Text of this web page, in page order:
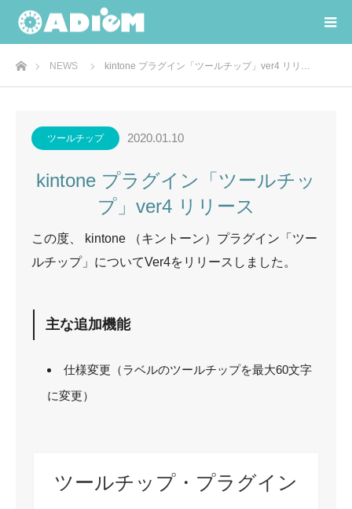
ホームNEWS kintone プラグイン「ツールチップ」ver4 リリ…
ツールチップ 2020.01.10
kintone プラグイン「ツールチッ
プ」ver4 リリース
この度、 kintone （キントーン）プラグイン「ツー
ルチップ」についてVer4をリリースしました。
主な追加機能
仕様変更（ラベルのツールチップを最大60文字
に変更）
ツールチップ・プラグイン